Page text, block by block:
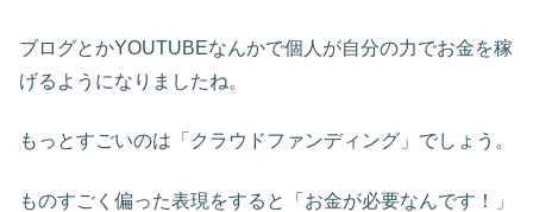
ブログとかYOUTUBEなんかで個人が自分の力でお金を稼
げるようになりましたね。
もっとすごいのは「クラウドファンディング」でしょう。
ものすごく偏った表現をすると「お金が必要なんです！」